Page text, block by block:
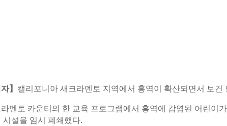
】 캘리포니아 새크라멘토 지역에서 홍역이 확산되면서 보건
멘토 카운티의 한 교육 프로그램에서 홍역에 감염된 어린
설을 임시 폐쇄했다.